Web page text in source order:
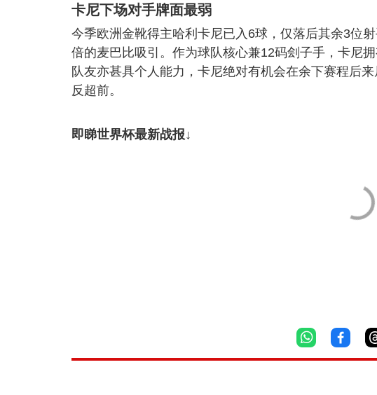
卡尼下场对手牌面最弱
今季欧洲金靴得主哈利卡尼已入6球，仅落后其余3位
倍的麦巴比吸引。作为球队核心兼12码刽子手，卡尼
队友亦甚具个人能力，卡尼绝对有机会在余下赛程后
反超前。
即睇世界杯最新战报↓